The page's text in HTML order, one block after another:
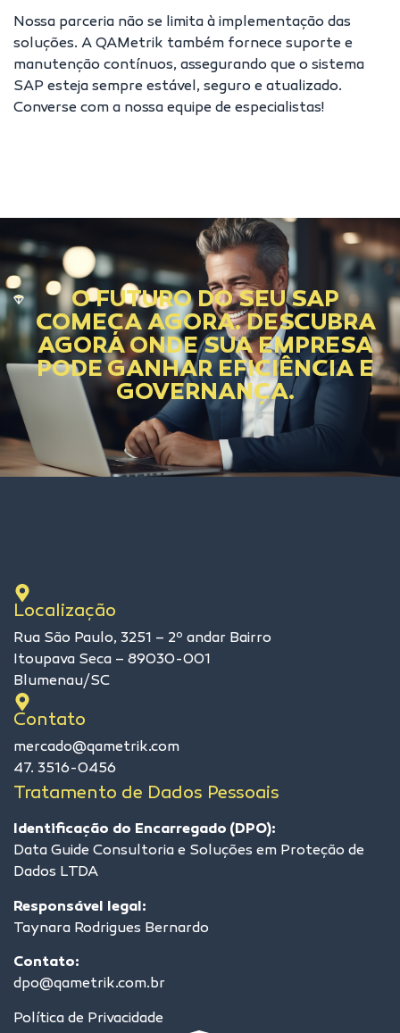
Nossa parceria não se limita à implementação das
soluções. A QAMetrik também fornece suporte e
manutenção contínuos, assegurando que o sistema
SAP esteja sempre estável, seguro e atualizado.
Converse com a nossa equipe de especialistas!
O FUTURO DO SEU SAP
COMEÇA AGORA. DESCUBRA
AGORA ONDE SUA EMPRESA
PODE GANHAR EFICIÊNCIA E
GOVERNANÇA.
Localização
Rua São Paulo, 3251 – 2º andar Bairro
Itoupava Seca – 89030-001
Blumenau/SC
Contato
mercado@qametrik.com
47. 3516-0456
Tratamento de Dados Pessoais
Identificação do Encarregado (DPO):
Data Guide Consultoria e Soluções em Proteção de
Dados LTDA
Responsável legal:
Taynara Rodrigues Bernardo
Contato:
dpo@qametrik.com.br
Política de Privacidade